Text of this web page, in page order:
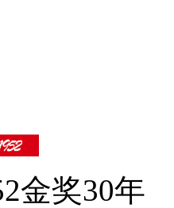
金奖30年